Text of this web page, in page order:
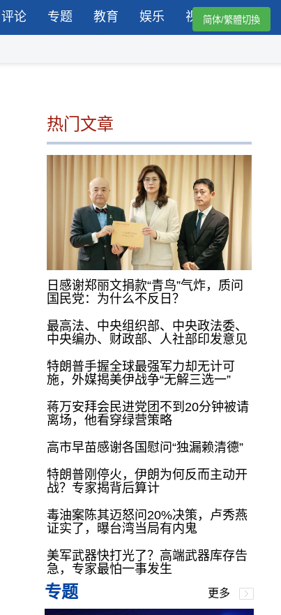
评论 专题 教育 娱乐 视频简体/繁體切換
热门文章
日感谢郑丽文捐款“青鸟”气炸，质问
国民党：为什么不反日？
最高法、中央组织部、中央政法委、
中央编办、财政部、人社部印发意见
特朗普手握全球最强军力却无计可
施，外媒揭美伊战争“无解三选一”
蒋万安拜会民进党团不到20分钟被请
离场，他看穿绿营策略
高市早苗感谢各国慰问“独漏赖清德”
特朗普刚停火，伊朗为何反而主动开
战？专家揭背后算计
毒油案陈其迈怒问20%决策，卢秀燕
证实了，曝台湾当局有内鬼
美军武器快打光了？高端武器库存告
急，专家最怕一事发生
专题 更多